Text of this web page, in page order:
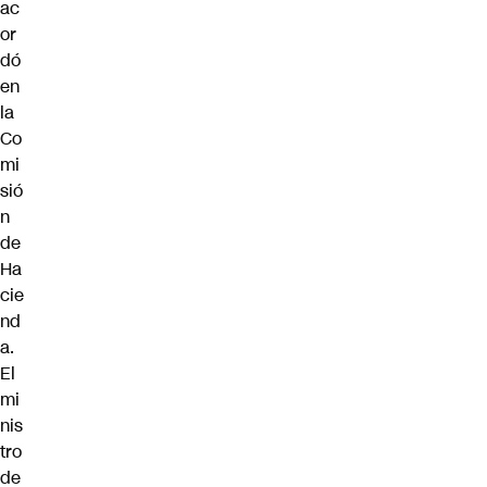
ac
or
dó
en
la
Co
mi
sió
n
de
Ha
cie
nd
a.
El
mi
nis
tro
de